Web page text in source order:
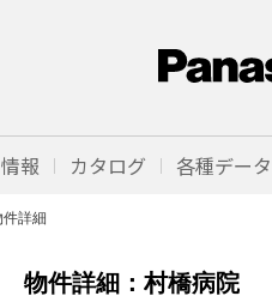
報 カタログ 各種データ
件詳細
物件詳細： 村橋病院